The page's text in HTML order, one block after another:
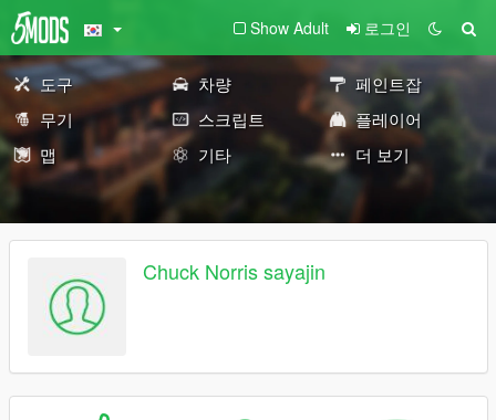
Show Adult 로그인
도구 차량
페인트잡
무기
스크립트
플레이어
맵
기타 더 보기
Chuck Norris sayajin